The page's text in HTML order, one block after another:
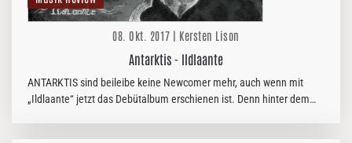
08. Okt. 2017 | Kersten Lison
Antarktis - Ildlaante
ANTARKTIS sind beileibe keine Newcomer mehr, auch wenn mit
„Ildlaante“ jetzt das Debütalbum erschienen ist. Denn hinter dem